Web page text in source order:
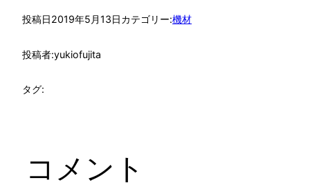
投稿日2019年5月13日カテゴリー:機材
投稿者:yukiofujita
タグ:
コメント